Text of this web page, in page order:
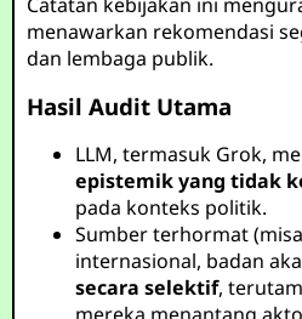
menawarkan rekomendasi
dan lembaga publik.
Hasil Audit Utama
LLM, termasuk Grok,
epistemik yang tidak
pada konteks politik.
Sumber terhormat
internasional, badan
secara selektif,